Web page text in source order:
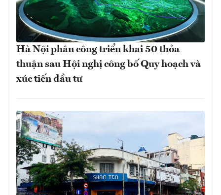
Hà Nội phân công triển khai 50 thỏa
thuận sau Hội nghị công bố Quy hoạch và
xúc tiến đầu tư